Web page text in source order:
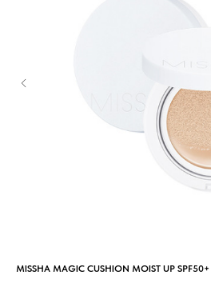
MISSHA MAGIC CUSHION MOIST UP